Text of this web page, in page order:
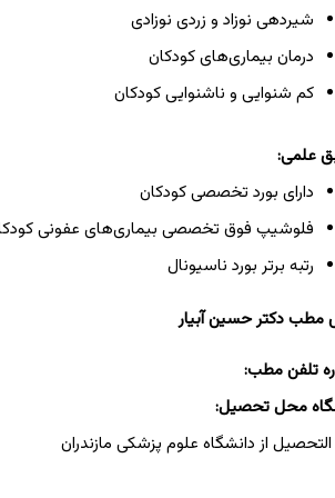
شیردهی نوزاد و زردی نوزادی
درمان بیماری‌های کودکان
کم شنوایی و ناشنوایی کودکان
علمی:
دارای بورد تخصصی کودکان
فلوشیپ فوق تخصصی بیماری‌های عفونی
رتبه برتر بورد ناسیونال
مطب دکتر حسین آبیار
تلفن مطب:
محل تحصیل:
التحصیل از دانشگاه علوم پزشکی مازندران